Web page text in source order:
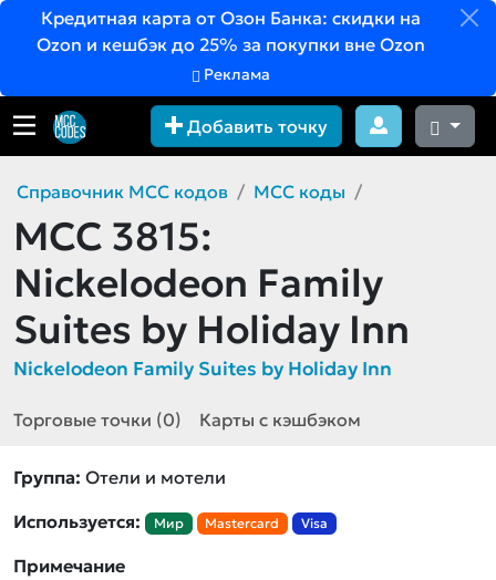
Кредитная карта от Озон Банка: скидки на
Ozon и кешбэк до 25% за покупки вне Ozon
Реклама
Добавить точку
Справочник MCC кодов MCC коды
MCC 3815:
Nickelodeon Family
Suites by Holiday Inn
Nickelodeon Family Suites by Holiday Inn
Торговые точки (0) Карты с кэшбэком
Группа: Отели и мотели
Используется:
Мир Mastercard Visa
Примечание